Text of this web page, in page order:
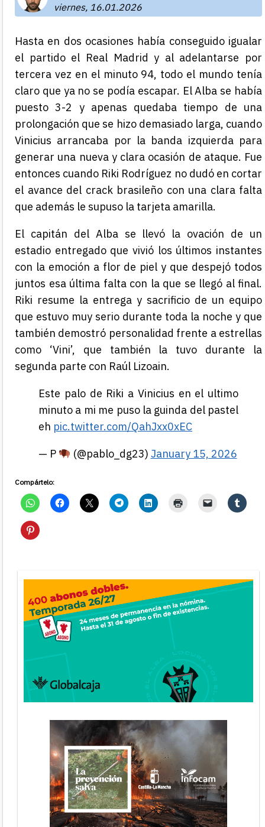
viernes, 16.01.2026
Hasta en dos ocasiones había conseguido igualar
el partido el Real Madrid y al adelantarse por
tercera vez en el minuto 94, todo el mundo tenía
claro que ya no se podía escapar. El Alba se había
puesto 3-2 y apenas quedaba tiempo de una
prolongación que se hizo demasiado larga, cuando
Vinicius arrancaba por la banda izquierda para
generar una nueva y clara ocasión de ataque. Fue
entonces cuando Riki Rodríguez no dudó en cortar
el avance del crack brasileño con una clara falta
que además le supuso la tarjeta amarilla.
El capitán del Alba se llevó la ovación de un
estadio entregado que vivió los últimos instantes
con la emoción a flor de piel y que despejó todos
juntos esa última falta con la que se llegó al final.
Riki resume la entrega y sacrificio de un equipo
que estuvo muy serio durante toda la noche y que
también demostró personalidad frente a estrellas
como ‘Vini’, que también la tuvo durante la
segunda parte con Raúl Lizoain.
Este palo de Riki a Vinicius en el ultimo
minuto a mi me puso la guinda del pastel
eh pic.twitter.com/QahJxx0xEC
— P
(@pablo_dg23) January 15, 2026
Compártelo: